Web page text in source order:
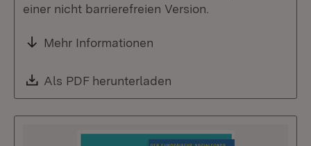
einer nicht barrierefreien Version.
Mehr Informationen
Download:
Als PDF herunterladen